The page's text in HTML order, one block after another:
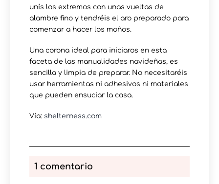
unís los extremos con unas vueltas de
alambre fino y tendréis el aro preparado para
comenzar a hacer los moños.
Una corona ideal para iniciaros en esta
faceta de las manualidades navideñas, es
sencilla y limpia de preparar. No necesitaréis
usar herramientas ni adhesivos ni materiales
que pueden ensuciar la casa.
Vía: shelterness.com
1 comentario